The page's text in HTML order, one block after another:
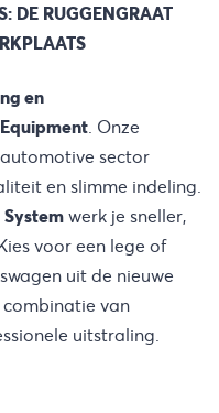
DE RUGGENGRAAT
en
. Onze
sector
en slimme indeling.
System werk je sneller,
voor een lege of
uit de nieuwe
van
uitstraling.